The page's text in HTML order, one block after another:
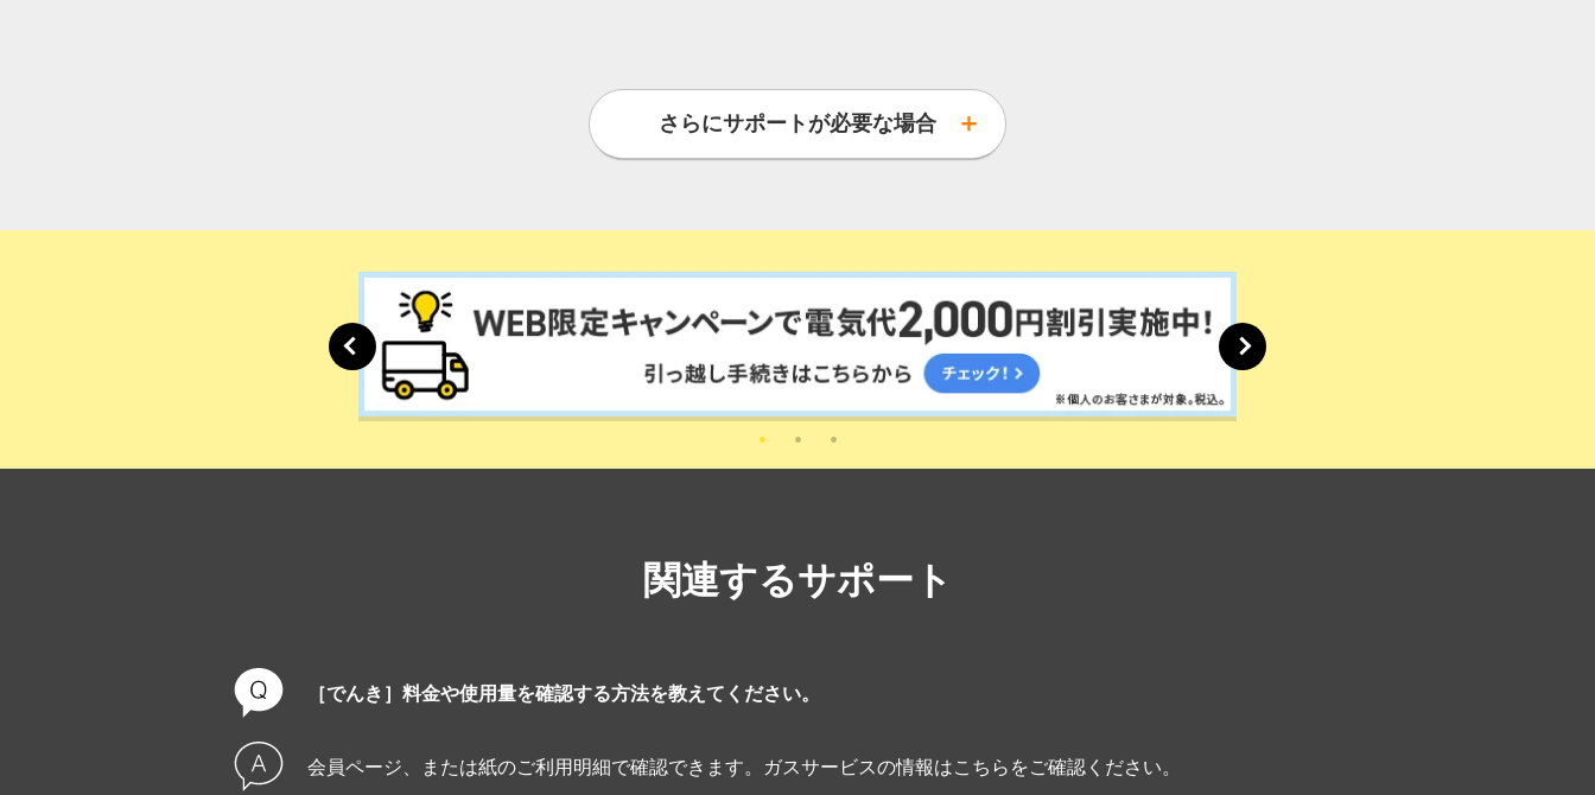
インターネットとお支払いをまとめているお客さま
Yahoo!BBご契約の方は上記ボタン押下後に表示されるログイン画面で、「Yahoo! JAPAN IDでログイン」を選択してください。
もっと詳しくみる
さらにサポートが必要な場合
関連するサポート
［でんき］料金や使用量を確認する方法を教えてください。
会員ページ、または紙のご利用明細で確認できます。ガスサービスの情報はこちらをご確認ください。